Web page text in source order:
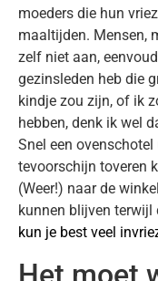
moeders die hun
maaltijden. Mensen,
zelf niet aan,
gezinsleden heb die
kindje zou zijn, of ik
hebben, denk ik wel
Snel een
tevoorschijn toveren
(Weer!) naar de
kunnen blijven terwijl
kun je best veel